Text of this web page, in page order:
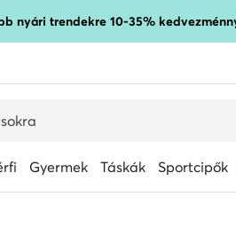
nyári trendekre 10-35%
Gyermek Táskák Sportcipők